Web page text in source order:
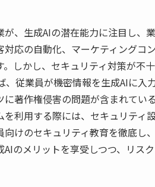
が、生成AIの潜在能力に注目し、
対応の自動化、マーケティングコ
。しかし、セキュリティ対策が不
、従業員が機密情報を生成AIに
に著作権侵害の問題が含まれてい
を利用する際には、セキュリティ
向けのセキュリティ教育を徹底し
AIのメリットを享受しつつ、リス